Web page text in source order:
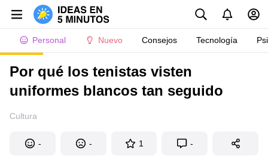
Personal Nuevo Consejos Tecnología
Por qué los tenistas visten
uniformes blancos tan seguido
Cultura
- - 1 -